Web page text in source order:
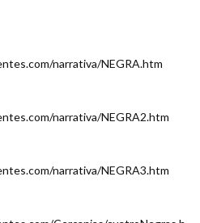
narrativa/NEGRA.htm
narrativa/NEGRA2.htm
narrativa/NEGRA3.htm